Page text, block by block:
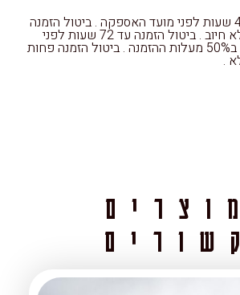
אישור הזמנה עד 48 שעות לפני מועד האספקה . ביטול הזמנה
עד 7 ימי עסקים ללא חיוב . ביטול הזמנה עד 72 שעות לפני
מועד ההזמנה יחויב ב50% מעלות ההזמנה . ביטול הזמנה פחות
מוצרים
קשורים